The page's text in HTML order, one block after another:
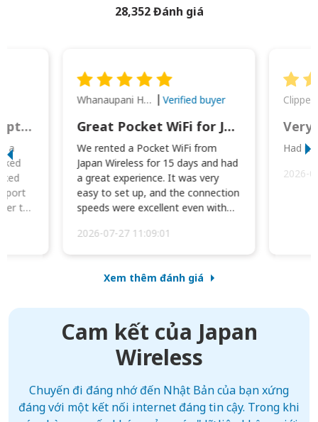
28,352 Đánh giá
This was wonderful option to a family of four. Everything worked smoothly.
a
to
Whanaupani Henry Joseph Macown Verified buyer
Great Pocket WiFi for Japan Travel
We rented a Pocket WiFi from
Japan Wireless for 15 days and had
a great experience. It was very
easy to set up, and the connection
speeds were excellent even with
2026-07-27 11:09:01
Very
Had
2026-
Xem thêm đánh giá
Cam kết của Japan
Wireless
Chuyến đi đáng nhớ đến Nhật Bản của bạn xứng
đáng với một kết nối internet đáng tin cậy. Trong khi